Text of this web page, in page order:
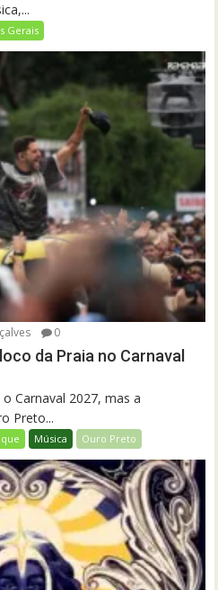
Gerais
0
da Praia no Carnaval
Carnaval 2027, mas a
Preto...
Música Ouro Preto